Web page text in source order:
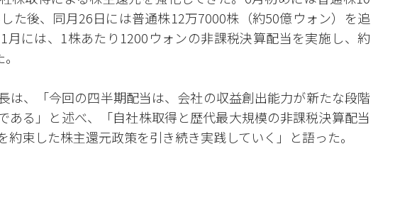
た後、同月26日には普通株12万7000株（約50億ウォン）を追
月には、1株あたり1200ウォンの非課税決算配当を実施し、約
は、「今回の四半期配当は、会社の収益創出能力が新たな段階
ある」と述べ、「自社株取得と歴代最大規模の非課税決算配当
約束した株主還元政策を引き続き実践していく」と語った。